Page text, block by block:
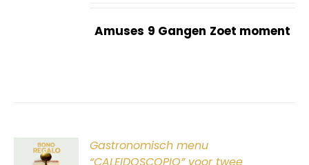
Amuses 9 Gangen Zoet moment
Gastronomisch menu
“CALEIDOSCOPIO” voor twee